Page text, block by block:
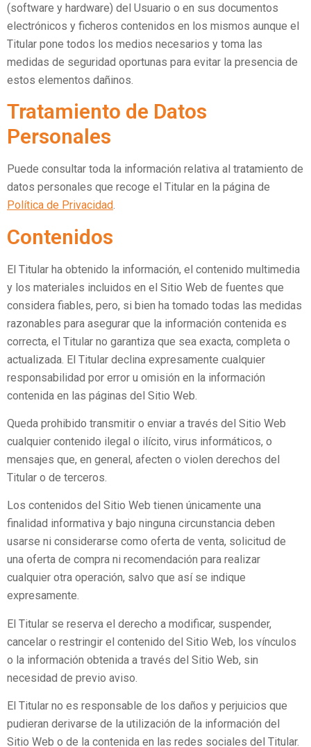
(software y hardware) del Usuario o en sus documentos
electrónicos y ficheros contenidos en los mismos aunque el
Titular pone todos los medios necesarios y toma las
medidas de seguridad oportunas para evitar la presencia de
estos elementos dañinos.
Tratamiento de Datos
Personales
Puede consultar toda la información relativa al tratamiento de
datos personales que recoge el Titular en la página de
Política de Privacidad.
Contenidos
El Titular ha obtenido la información, el contenido multimedia
y los materiales incluidos en el Sitio Web de fuentes que
considera fiables, pero, si bien ha tomado todas las medidas
razonables para asegurar que la información contenida es
correcta, el Titular no garantiza que sea exacta, completa o
actualizada. El Titular declina expresamente cualquier
responsabilidad por error u omisión en la información
contenida en las páginas del Sitio Web.
Queda prohibido transmitir o enviar a través del Sitio Web
cualquier contenido ilegal o ilícito, virus informáticos, o
mensajes que, en general, afecten o violen derechos del
Titular o de terceros.
Los contenidos del Sitio Web tienen únicamente una
finalidad informativa y bajo ninguna circunstancia deben
usarse ni considerarse como oferta de venta, solicitud de
una oferta de compra ni recomendación para realizar
cualquier otra operación, salvo que así se indique
expresamente.
El Titular se reserva el derecho a modificar, suspender,
cancelar o restringir el contenido del Sitio Web, los vínculos
o la información obtenida a través del Sitio Web, sin
necesidad de previo aviso.
El Titular no es responsable de los daños y perjuicios que
pudieran derivarse de la utilización de la información del
Sitio Web o de la contenida en las redes sociales del Titular.